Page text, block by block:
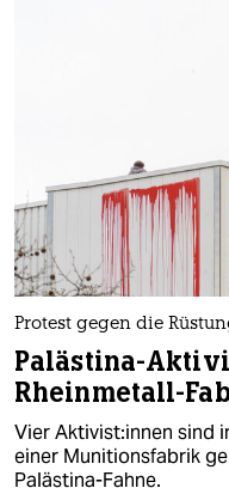
Protest gegen die
Palästina-
Rheinmetall-
Vier Ak­ti­vis­t:in­nen sind
einer Munitionsfabrik
Palästina-Fahne.